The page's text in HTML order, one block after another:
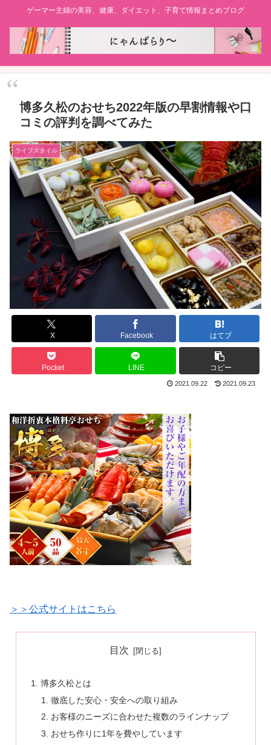
ゲーマー主婦の美容、健康、ダイエット、子育て情報まとめブログ
博多久松のおせち2022年版の早割情報や口
コミの評判を調べてみた
ライフスタイル
X Facebook はてブ
Pocket LINE コピー
2021.09.22 2021.09.23
＞＞公式サイトはこちら
目次
博多久松とは
徹底した安心・安全への取り組み
お客様のニーズに合わせた複数のラインナップ
おせち作りに1年を費やしています